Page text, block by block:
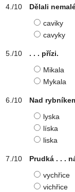
Dělali
caviky
cavyky
. . . přízi.
Mikala
Mykala
Nad
lyska
líska
liska
Prudká . . .
vychřice
vichřice